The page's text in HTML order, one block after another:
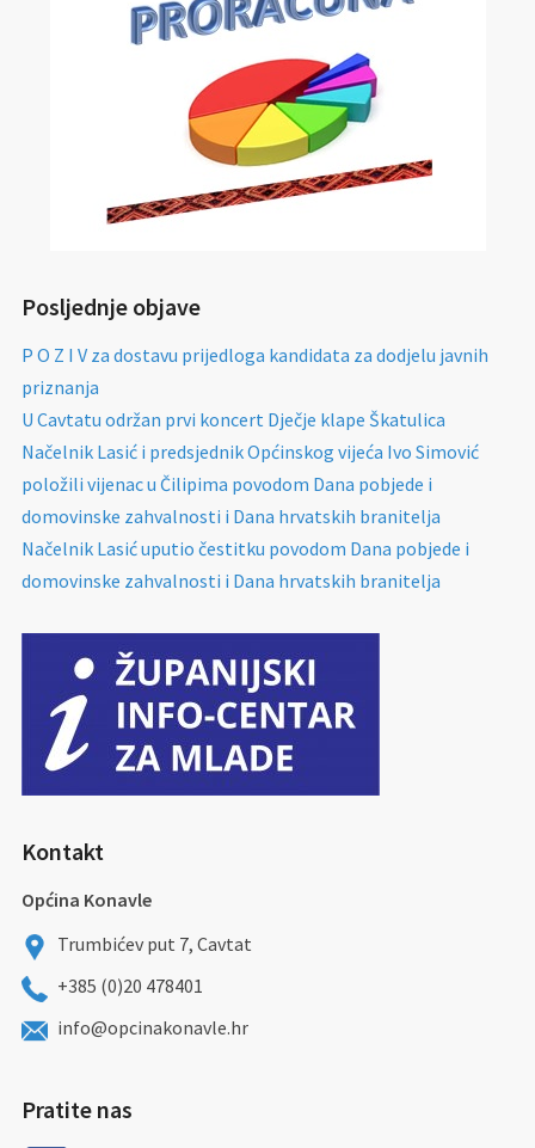
Posljednje objave
P O Z I V za dostavu prijedloga kandidata za dodjelu javnih
priznanja
U Cavtatu održan prvi koncert Dječje klape Škatulica
Načelnik Lasić i predsjednik Općinskog vijeća Ivo Simović
položili vijenac u Čilipima povodom Dana pobjede i
domovinske zahvalnosti i Dana hrvatskih branitelja
Načelnik Lasić uputio čestitku povodom Dana pobjede i
domovinske zahvalnosti i Dana hrvatskih branitelja
Kontakt
Općina Konavle
Trumbićev put 7, Cavtat
+385 (0)20 478401
info@opcinakonavle.hr
Pratite nas